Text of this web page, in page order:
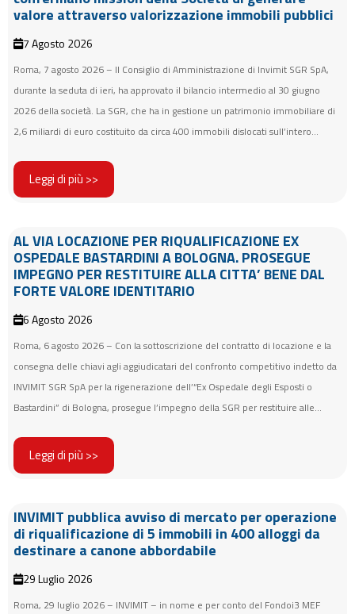
valore attraverso valorizzazione immobili pubblici
7 Agosto 2026
Roma, 7 agosto 2026 – Il Consiglio di Amministrazione di Invimit SGR SpA,
durante la seduta di ieri, ha approvato il bilancio intermedio al 30 giugno
2026 della società. La SGR, che ha in gestione un patrimonio immobiliare di
2,6 miliardi di euro costituito da circa 400 immobili dislocati sull’intero...
Leggi di più >>
AL VIA LOCAZIONE PER RIQUALIFICAZIONE EX
OSPEDALE BASTARDINI A BOLOGNA. PROSEGUE
IMPEGNO PER RESTITUIRE ALLA CITTA’ BENE DAL
FORTE VALORE IDENTITARIO
6 Agosto 2026
Roma, 6 agosto 2026 – Con la sottoscrizione del contratto di locazione e la
consegna delle chiavi agli aggiudicatari del confronto competitivo indetto da
INVIMIT SGR SpA per la rigenerazione dell’“Ex Ospedale degli Esposti o
Bastardini” di Bologna, prosegue l’impegno della SGR per restituire alle...
Leggi di più >>
INVIMIT pubblica avviso di mercato per operazione
di riqualificazione di 5 immobili in 400 alloggi da
destinare a canone abbordabile
29 Luglio 2026
Roma, 29 luglio 2026 – INVIMIT – in nome e per conto del Fondoi3 MEF